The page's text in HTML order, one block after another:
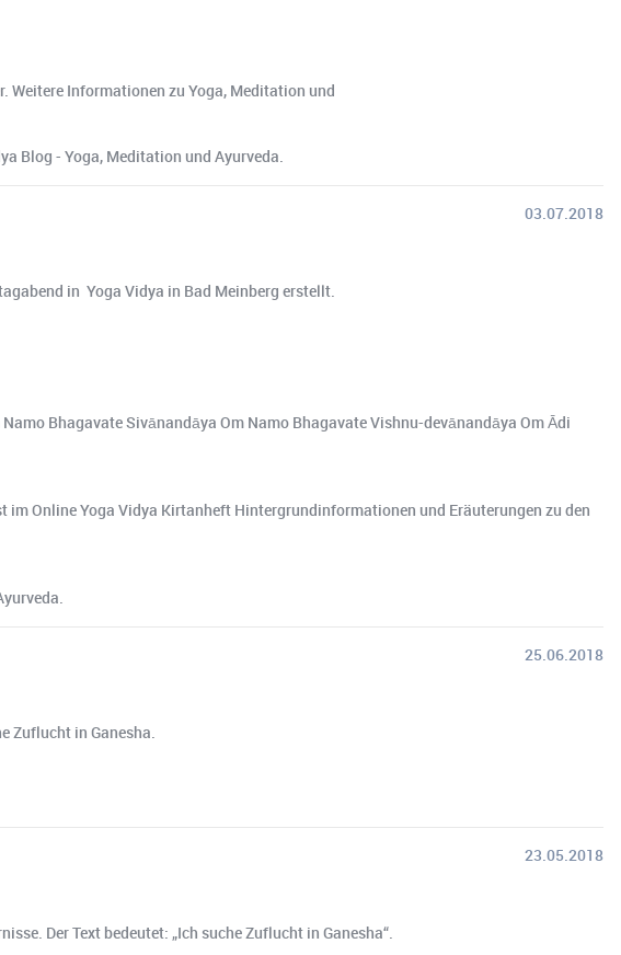
Weitere Informationen zu Yoga, Meditation und
Blog - Yoga, Meditation und Ayurveda.
03.07.2018
in Yoga Vidya in Bad Meinberg erstellt.
Bhagavate Sivānandāya Om Namo Bhagavate Vishnu-devānandāya Om Ādi
Online Yoga Vidya Kirtanheft Hintergrundinformationen und Eräuterungen zu den
25.06.2018
Zuflucht in Ganesha.
23.05.2018
Der Text bedeutet: „Ich suche Zuflucht in Ganesha“.